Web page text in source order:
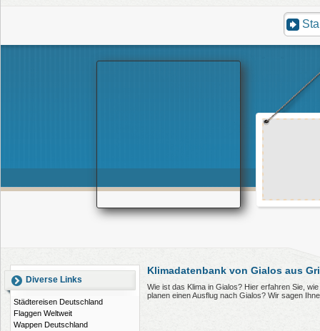
Diverse Links
Städtereisen Deutschland
Flaggen Weltweit
Wappen Deutschland
Klimadatenbank von Gialos aus
Wie ist das Klima in Gialos? Hier erfahren Sie,
planen einen Ausflug nach Gialos? Wir sagen